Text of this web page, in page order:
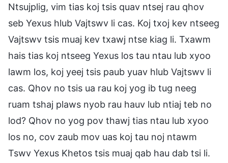
Ntsujplig, vim tias koj tsis quav ntsej rau qhov
seb Yexus hlub Vajtswv li cas. Koj txoj kev ntseeg
Vajtswv tsis muaj kev txawj ntse kiag li. Txawm
hais tias koj ntseeg Yexus los tau ntau lub xyoo
lawm los, koj yeej tsis paub yuav hlub Vajtswv li
cas. Qhov no tsis ua rau koj yog ib tug neeg
ruam tshaj plaws nyob rau hauv lub ntiaj teb no
lod? Qhov no yog pov thawj tias ntau lub xyoo
los no, cov zaub mov uas koj tau noj ntawm
Tswv Yexus Khetos tsis muaj qab hau dab tsi li.